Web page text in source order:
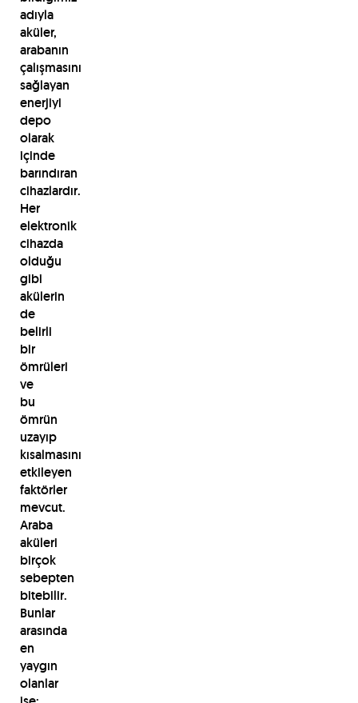
adıyla
aküler,
arabanın
çalışmasını
sağlayan
enerjiyi
depo
olarak
içinde
barındıran
cihazlardır.
Her
elektronik
cihazda
olduğu
gibi
akülerin
de
belirli
bir
ömrüleri
ve
bu
ömrün
uzayıp
kısalmasını
etkileyen
faktörler
mevcut.
Araba
aküleri
birçok
sebepten
bitebilir.
Bunlar
arasında
en
yaygın
olanlar